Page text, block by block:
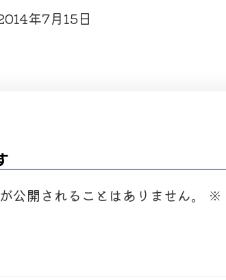
年7月15日
公開されることはありません。 ※